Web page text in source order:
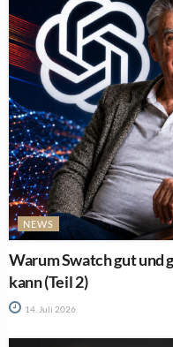
NEWS
Warum Swatch gut und
kann (Teil 2)
14. Juli 2026